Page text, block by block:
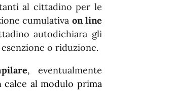
al cittadino per le
cumulativa on line
autodichiara gli
o riduzione.
, eventualmente
calce al modulo prima